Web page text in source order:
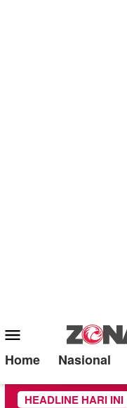
Mobile
Menu
Home Nasional
HEADLINE HARI INI
Diperiksa Sebagai